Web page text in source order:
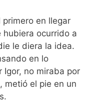
primero en llegar
hubiera ocurrido a
le diera la idea.
en lo
Igor, no miraba por
metió el pie en un